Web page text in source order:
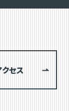
クセス